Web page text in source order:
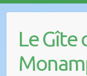
Le Gîte